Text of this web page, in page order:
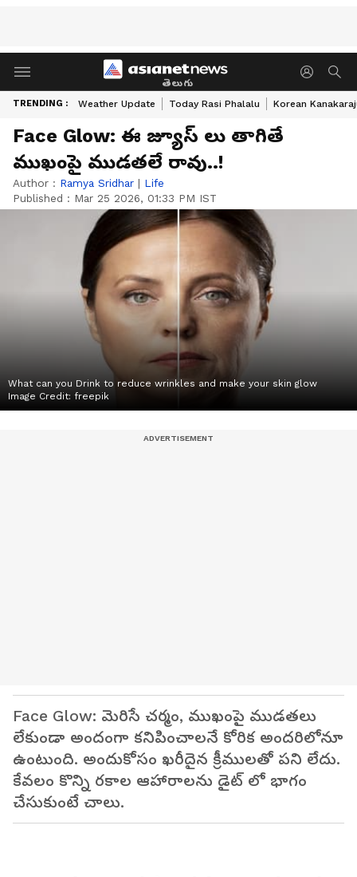
తెలుగు
TRENDING : Weather Update Today Rasi Phalalu Korean
Face Glow: ఈ జ్యూస్ లు తాగితే
ముఖంపై ముడతలే రావు..!
Author : Ramya Sridhar | Life
Published : Mar 25 2026, 01:33 PM IST
What can you Drink to reduce wrinkles and make your skin glow
Image Credit: freepik
Face Glow: మెరిసే చర్మం, ముఖంపై ముడతలు
లేకుండా అందంగా కనిపించాలనే కోరిక అందరిలోనూ
ఉంటుంది. అందుకోసం ఖరీదైన క్రీములతో పని లేదు.
కేవలం కొన్ని రకాల ఆహారాలను డైట్ లో భాగం
చేసుకుంటే చాలు.